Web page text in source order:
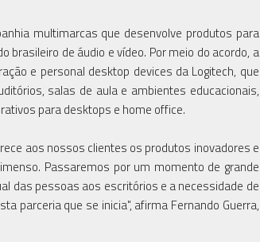
multimarcas que desenvolve produtos para
brasileiro de áudio e vídeo. Por meio do acordo, a
e personal desktop devices da Logitech, que
salas de aula e ambientes educacionais,
para desktops e home office.
aos nossos clientes os produtos inovadores e
Passaremos por um momento de grande
das pessoas aos escritórios e a necessidade de
parceria que se inicia", afirma Fernando Guerra,